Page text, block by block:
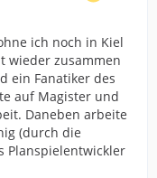
ich noch in Kiel
wieder zusammen
ein Fanatiker des
auf Magister und
Daneben arbeite
(durch die
Planspielentwickler